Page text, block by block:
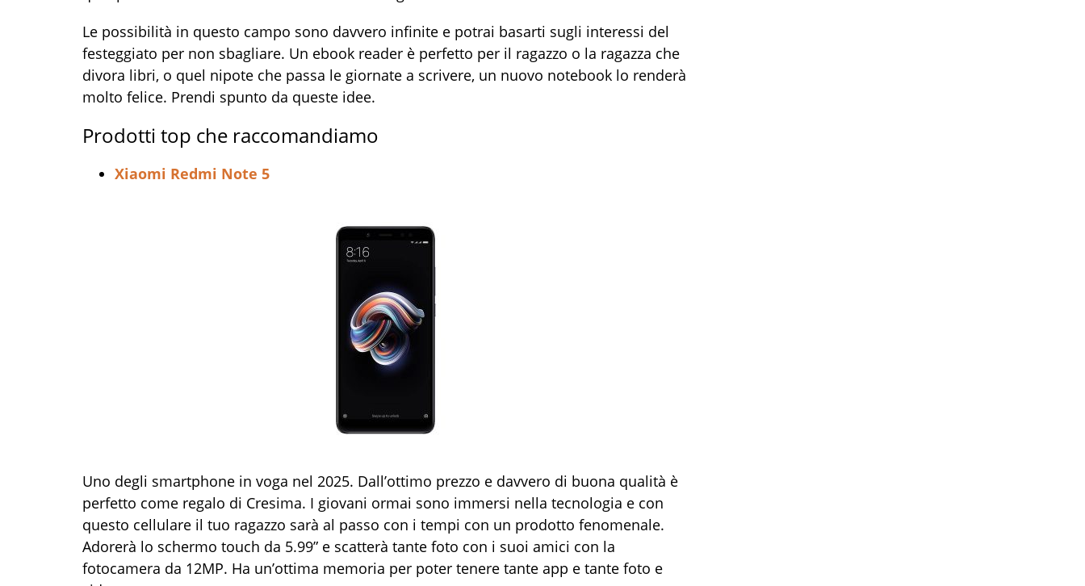
Le possibilità in questo campo sono davvero infinite e potrai basarti sugli interessi del
festeggiato per non sbagliare. Un ebook reader è perfetto per il ragazzo o la ragazza che
divora libri, o quel nipote che passa le giornate a scrivere, un nuovo notebook lo renderà
molto felice. Prendi spunto da queste idee.
Prodotti top che raccomandiamo
Xiaomi Redmi Note 5
Uno degli smartphone in voga nel 2025. Dall’ottimo prezzo e davvero di buona qualità è
perfetto come regalo di Cresima. I giovani ormai sono immersi nella tecnologia e con
questo cellulare il tuo ragazzo sarà al passo con i tempi con un prodotto fenomenale.
Adorerà lo schermo touch da 5.99” e scatterà tante foto con i suoi amici con la
fotocamera da 12MP. Ha un’ottima memoria per poter tenere tante app e tante foto e